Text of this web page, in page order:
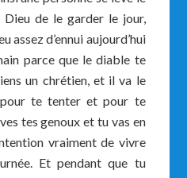
de le garder le jour,
assez d’ennui aujourd’hui
parce que le diable te
un chrétien, et il va le
te tenter et pour te
tes genoux et tu vas en
vraiment de vivre
Et pendant que tu